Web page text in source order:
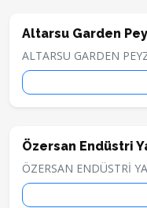
Altarsu Garden
ALTARSU GARDEN
Özersan Endüstri
ÖZERSAN ENDÜSTRİ